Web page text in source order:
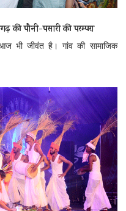
पौनी-पसारी की परम्परा
आज भी जीवंत है। गांव की सामाजिक